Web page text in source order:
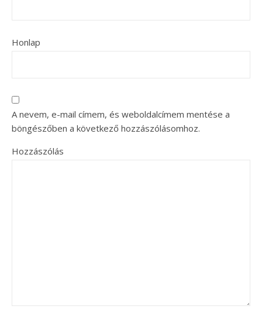
Honlap
A nevem, e-mail címem, és weboldalcímem mentése a
böngészőben a következő hozzászólásomhoz.
Hozzászólás